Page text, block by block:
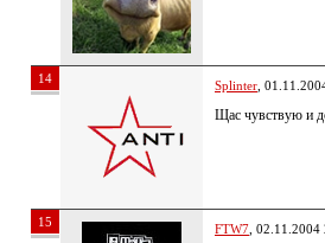
14 Splinter ,
Щас чувствую и
15 FTW7 ,